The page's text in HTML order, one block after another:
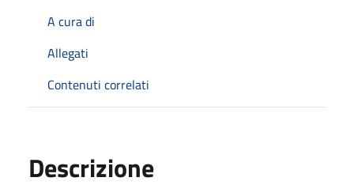
A cura di
Allegati
Contenuti correlati
Descrizione